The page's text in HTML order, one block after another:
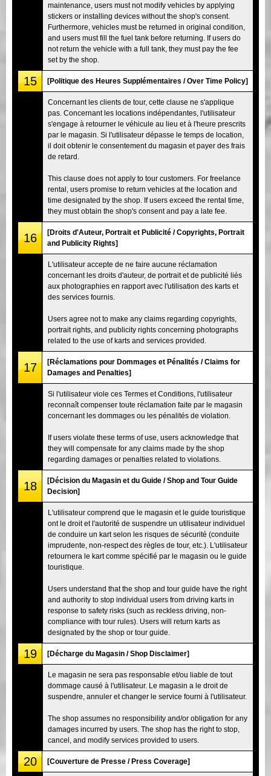
maintenance, users must not modify vehicles by applying
stickers or installing devices without the shop's consent.
Furthermore, vehicles must be returned in original condition,
and users must fill the fuel tank before returning. If users do
not return the vehicle with a full tank, they must pay the fee
set by the shop.
15 [Politique des Heures Supplémentaires / Over Time Policy]
Concernant les clients de tour, cette clause ne s'applique
pas. Concernant les locations indépendantes, l'utilisateur
s'engage à retourner le véhicule au lieu et à l'heure prescrits
par le magasin. Si l'utilisateur dépasse le temps de location,
il doit obtenir le consentement du magasin et payer des frais
de retard.
This clause does not apply to tour customers. For freelance
rental, users promise to return vehicles at the location and
time designated by the shop. If users exceed the rental time,
they must obtain the shop's consent and pay a late fee.
16
[Droits d'Auteur, Portrait et Publicité / Copyrights, Portrait
and Publicity Rights]
L'utilisateur accepte de ne faire aucune réclamation
concernant les droits d'auteur, de portrait et de publicité liés
aux photographies en rapport avec l'utilisation des karts et
des services fournis.
Users agree not to make any claims regarding copyrights,
portrait rights, and publicity rights concerning photographs
related to the use of karts and services provided.
17
[Réclamations pour Dommages et Pénalités / Claims for
Damages and Penalties]
Si l'utilisateur viole ces Termes et Conditions, l'utilisateur
reconnaît compenser toute réclamation faite par le magasin
concernant les dommages ou les pénalités de violation.
If users violate these terms of use, users acknowledge that
they will compensate for any claims made by the shop
regarding damages or penalties related to violations.
18
[Décision du Magasin et du Guide / Shop and Tour Guide
Decision]
L'utilisateur comprend que le magasin et le guide touristique
ont le droit et l'autorité de suspendre un utilisateur individuel
de conduire un kart selon les risques de sécurité (conduite
imprudente, non-respect des règles de tour, etc.). L'utilisateur
retournera le kart comme spécifié par le magasin ou le guide
touristique.
Users understand that the shop and tour guide have the right
and authority to stop individual users from driving karts in
response to safety risks (such as reckless driving, non-
compliance with tour rules). Users will return karts as
designated by the shop or tour guide.
19 [Décharge du Magasin / Shop Disclaimer]
Le magasin ne sera pas responsable et/ou liable de tout
dommage causé à l'utilisateur. Le magasin a le droit de
suspendre, annuler et changer le service fourni à l'utilisateur.
The shop assumes no responsibility and/or obligation for any
damages incurred by users. The shop has the right to stop,
cancel, and modify services provided to users.
20 [Couverture de Presse / Press Coverage]